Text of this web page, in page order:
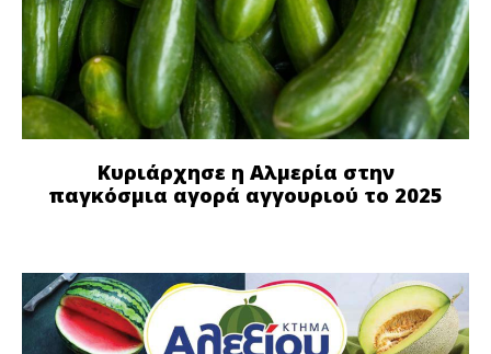
Κυριάρχησε η Αλμερία στην
παγκόσμια αγορά αγγουριού το 2025